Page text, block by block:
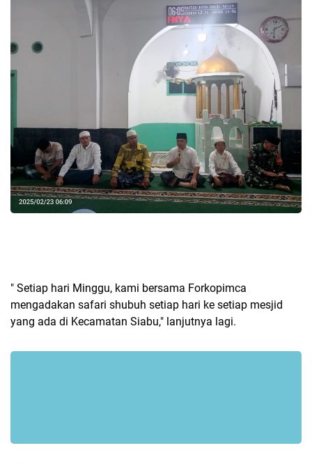
" Setiap hari Minggu, kami bersama Forkopimca
mengadakan safari shubuh setiap hari ke setiap mesjid
yang ada di Kecamatan Siabu," lanjutnya lagi.